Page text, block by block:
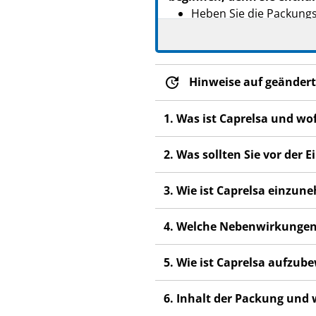
Heben Sie die
Es ist wichtig, dass
Wenn Sie weitere
Dieses Arzneimittel
anderen Menschen
Nebenwirkungen, die
Hinweise auf
1. Was ist Caprelsa und
2. Was sollten Sie vor der
3. Wie ist Caprelsa
4. Welche
5. Wie ist Caprelsa
6. Inhalt der Packung